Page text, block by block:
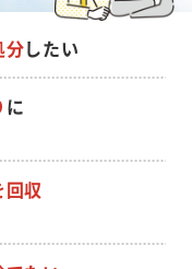
分したい
収
に